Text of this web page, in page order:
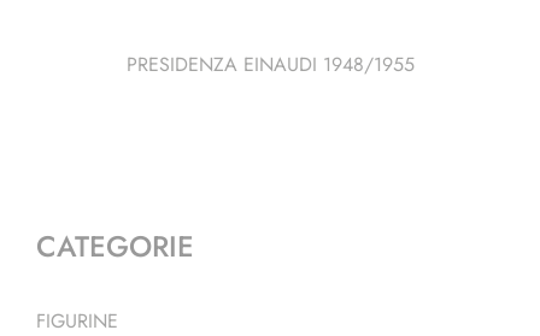
PRESIDENZA EINAUDI 1948/1955
CATEGORIE
FIGURINE